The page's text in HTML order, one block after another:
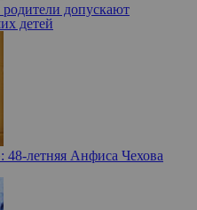
допускают
детей
летняя Анфиса Чехова